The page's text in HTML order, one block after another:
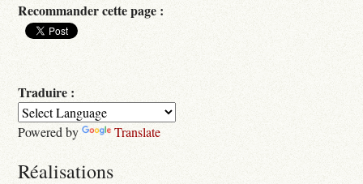
Recommander cette page :
Traduire :
Powered by Translate
Réalisations